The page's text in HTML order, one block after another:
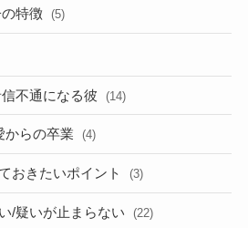
特徴 (5)
不通になる彼 (14)
からの卒業 (4)
おきたいポイント (3)
/疑いが止まらない (22)